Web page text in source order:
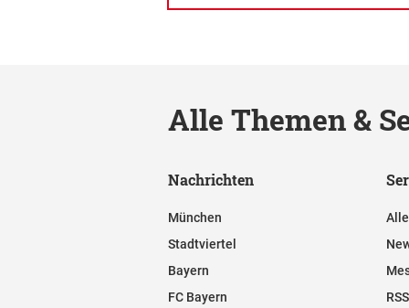
Alle Themen &
Nachrichten
München
Stadtviertel
Bayern
FC Bayern